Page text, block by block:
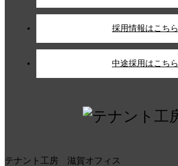
採用情報はこちら
中途採用はこちら
テナント工房 滋賀オフィス